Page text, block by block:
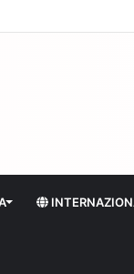
e riserve Fmi